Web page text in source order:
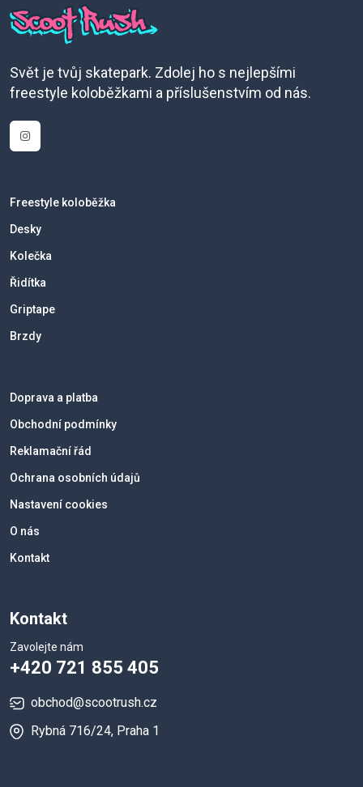
Svět je tvůj skatepark. Zdolej ho s nejlepšími
freestyle koloběžkami a příslušenstvím od nás.
Freestyle koloběžka
Desky
Kolečka
Řidítka
Griptape
Brzdy
Doprava a platba
Obchodní podmínky
Reklamační řád
Ochrana osobních údajů
Nastavení cookies
O nás
Kontakt
Kontakt
Zavolejte nám
+420 721 855 405
obchod@scootrush.cz
Rybná 716/24, Praha 1